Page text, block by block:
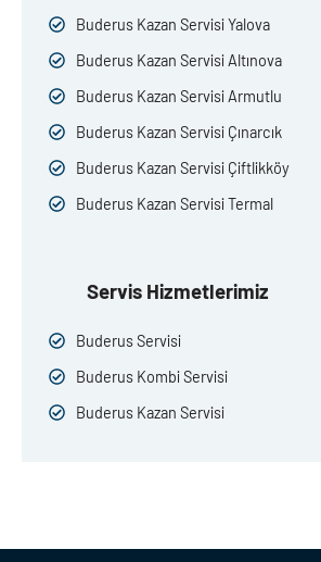
Buderus Kazan Servisi Yalova
Buderus Kazan Servisi Altınova
Buderus Kazan Servisi Armutlu
Buderus Kazan Servisi Çınarcık
Buderus Kazan Servisi Çiftlikköy
Buderus Kazan Servisi Termal
Servis Hizmetlerimiz
Buderus Servisi
Buderus Kombi Servisi
Buderus Kazan Servisi